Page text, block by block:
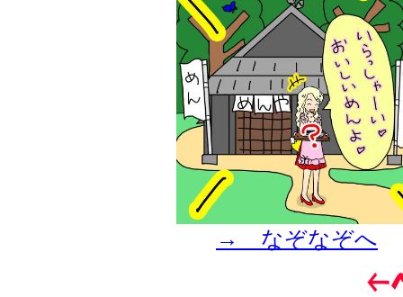
→ なぞなぞへ